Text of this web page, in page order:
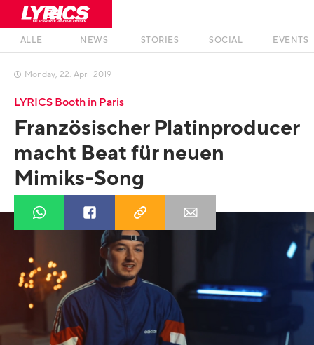
ALLE NEWS STORIES SOCIAL EVENTS
 Monday, 22. April 2019
LYRICS Booth in Paris
Französischer Platinproducer
macht Beat für neuen
Mimiks-Song